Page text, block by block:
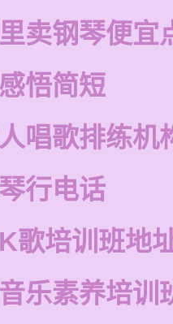
卖钢琴便宜
悟简短
唱歌排练机
行电话
歌培训班地
乐素养培训